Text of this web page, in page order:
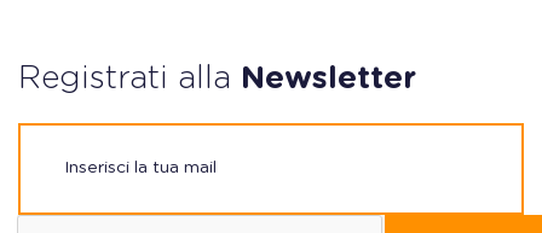
Registrati alla Newsletter